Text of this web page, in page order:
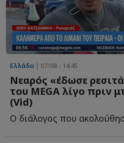
Ελλάδα | 07/08 - 14:45
Νεαρός «έδωσε
του MEGA λίγο πριν
(Vid)